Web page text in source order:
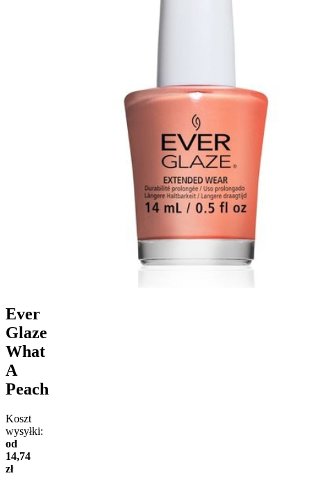
Ever
Glaze
What
A
Peach
Koszt
wysyłki:
od
14,74
zł